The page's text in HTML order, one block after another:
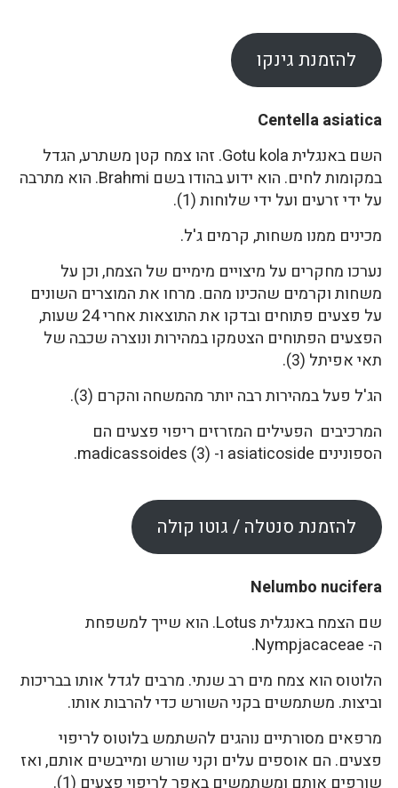
להזמנת גינקו
Centella asiatica
השם באנגלית Gotu kola. זהו צמח קטן משתרע, הגדל
במקומות לחים. הוא ידוע בהודו בשם Brahmi. הוא מתרבה
על ידי זרעים ועל ידי שלוחות (1).
מכינים ממנו משחות, קרמים ג'ל.
נערכו מחקרים על מיצויים מימיים של הצמח, וכן על
משחות וקרמים שהכינו מהם. מרחו את המוצרים השונים
על פצעים פתוחים ובדקו את התוצאות אחרי 24 שעות,
הפצעים הפתוחים הצטמקו במהירות ונוצרה שכבה של
תאי אפיתל (3).
הג'ל פעל במהירות רבה יותר מהמשחה והקרם (3).
המרכיבים הפעילים המזרזים ריפוי פצעים הם
הספונינים asiaticoside ו- madicassoides (3).
להזמנת סנטלה / גוטו קולה
Nelumbo nucifera
שם הצמח באנגלית Lotus. הוא שייך למשפחת
ה- Nympjacaceae.
הלוטוס הוא צמח מים רב שנתי. מרבים לגדל אותו בבריכות
וביצות. משתמשים בקני השורש כדי להרבות אותו.
מרפאים מסורתיים נוהגים להשתמש בלוטוס לריפוי
פצעים. הם אוספים עלים וקני שורש ומייבשים אותם, ואז
שורפים אותם ומשתמשים באפר לריפוי פצעים (1).